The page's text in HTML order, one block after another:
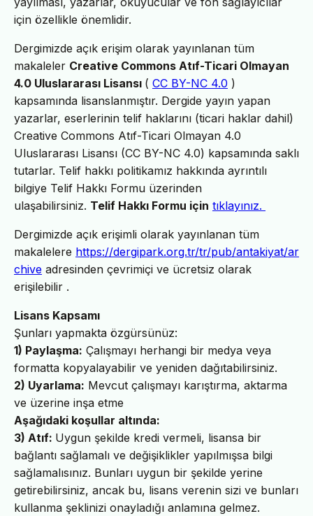
için özellikle önemlidir.
Dergimizde açık erişim olarak yayınlanan tüm
makaleler Creative Commons Atıf-Ticari Olmayan
4.0 Uluslararası Lisansı ( CC BY-NC 4.0 )
kapsamında lisanslanmıştır. Dergide yayın yapan
yazarlar, eserlerinin telif haklarını (ticari haklar dahil)
Creative Commons Atıf-Ticari Olmayan 4.0
Uluslararası Lisansı (CC BY-NC 4.0) kapsamında saklı
tutarlar. Telif hakkı politikamız hakkında ayrıntılı
bilgiye Telif Hakkı Formu üzerinden
ulaşabilirsiniz. Telif Hakkı Formu için tıklayınız.
Dergimizde açık erişimli olarak yayınlanan tüm
makalelere https://dergipark.org.tr/tr/pub/antakiyat/ar
chive adresinden çevrimiçi ve ücretsiz olarak
erişilebilir .
Lisans Kapsamı
Şunları yapmakta özgürsünüz:
1) Paylaşma: Çalışmayı herhangi bir medya veya
formatta kopyalayabilir ve yeniden dağıtabilirsiniz.
2) Uyarlama: Mevcut çalışmayı karıştırma, aktarma
ve üzerine inşa etme
Aşağıdaki koşullar altında:
3) Atıf: Uygun şekilde kredi vermeli, lisansa bir
bağlantı sağlamalı ve değişiklikler yapılmışsa bilgi
sağlamalısınız. Bunları uygun bir şekilde yerine
getirebilirsiniz, ancak bu, lisans verenin sizi ve bunları
kullanma şeklinizi onayladığı anlamına gelmez.